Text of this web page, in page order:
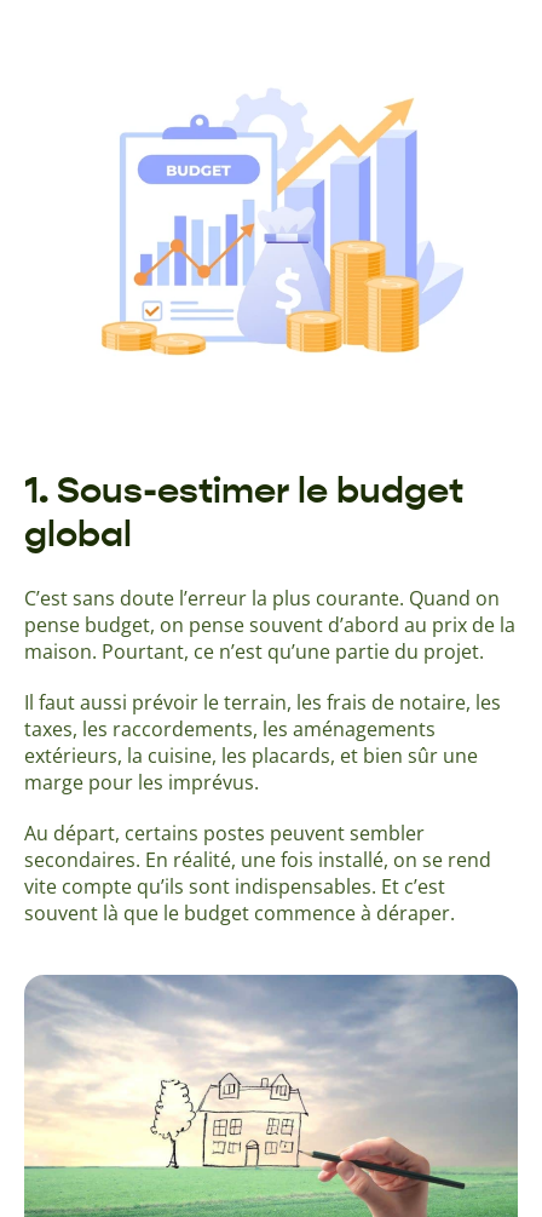
1. Sous-estimer le budget
global
C’est sans doute l’erreur la plus courante. Quand on
pense budget, on pense souvent d’abord au prix de la
maison. Pourtant, ce n’est qu’une partie du projet.
Il faut aussi prévoir le terrain, les frais de notaire, les
taxes, les raccordements, les aménagements
extérieurs, la cuisine, les placards, et bien sûr une
marge pour les imprévus.
Au départ, certains postes peuvent sembler
secondaires. En réalité, une fois installé, on se rend
vite compte qu’ils sont indispensables. Et c’est
souvent là que le budget commence à déraper.